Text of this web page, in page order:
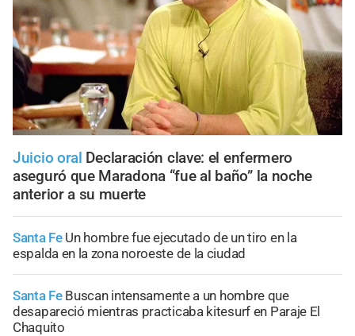
Juicio oral Declaración clave: el enfermero
aseguró que Maradona “fue al baño” la noche
anterior a su muerte
Santa Fe Un hombre fue ejecutado de un tiro en la
espalda en la zona noroeste de la ciudad
Santa Fe Buscan intensamente a un hombre que
desapareció mientras practicaba kitesurf en Paraje El
Chaquito